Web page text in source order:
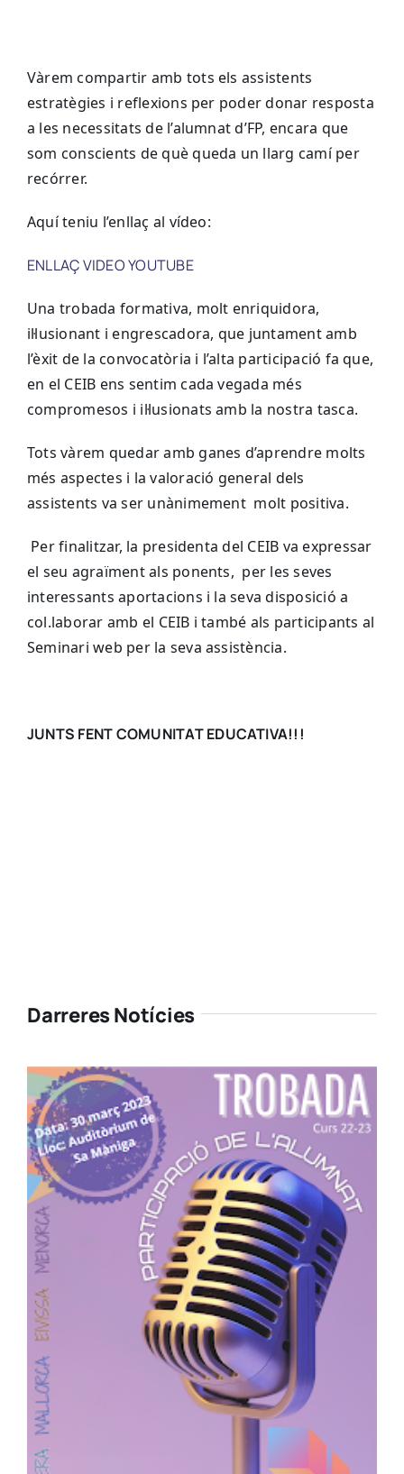
Vàrem compartir amb tots els assistents
estratègies i reflexions per poder donar resposta
a les necessitats de l’alumnat d’FP, encara que
som conscients de què queda un llarg camí per
recórrer.
Aquí teniu l’enllaç al vídeo:
ENLLAÇ VIDEO YOUTUBE
Una trobada formativa, molt enriquidora,
il·lusionant i engrescadora, que juntament amb
l’èxit de la convocatòria i l’alta participació fa que,
en el CEIB ens sentim cada vegada més
compromesos i il·lusionats amb la nostra tasca.
Tots vàrem quedar amb ganes d’aprendre molts
més aspectes i la valoració general dels
assistents va ser unànimement molt positiva.
Per finalitzar, la presidenta del CEIB va expressar
el seu agraïment als ponents, per les seves
interessants aportacions i la seva disposició a
col.laborar amb el CEIB i també als participants al
Seminari web per la seva assistència.
JUNTS FENT COMUNITAT EDUCATIVA!!!
Darreres Notícies